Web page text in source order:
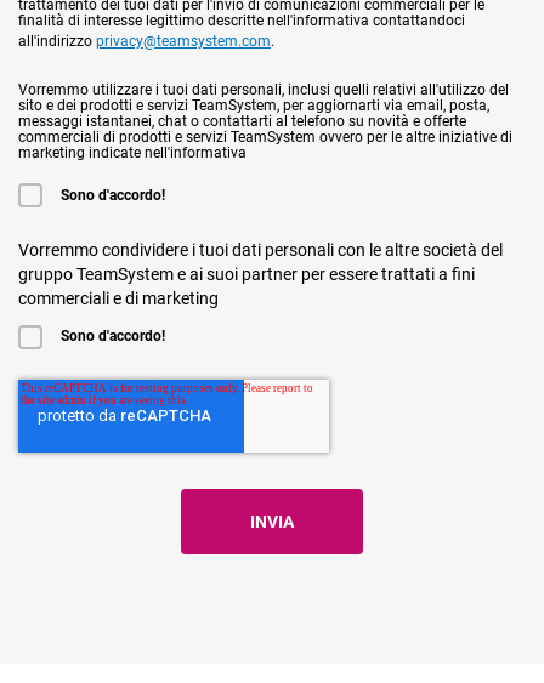
trattamento dei tuoi dati per l'invio di comunicazioni commerciali per le
finalità di interesse legittimo descritte nell'informativa contattandoci
all'indirizzo privacy@teamsystem.com.
Vorremmo utilizzare i tuoi dati personali, inclusi quelli relativi all'utilizzo del
sito e dei prodotti e servizi TeamSystem, per aggiornarti via email, posta,
messaggi istantanei, chat o contattarti al telefono su novità e offerte
commerciali di prodotti e servizi TeamSystem ovvero per le altre iniziative di
marketing indicate nell'informativa
Sono d'accordo!
Vorremmo condividere i tuoi dati personali con le altre società del
gruppo TeamSystem e ai suoi partner per essere trattati a fini
commerciali e di marketing
Sono d'accordo!